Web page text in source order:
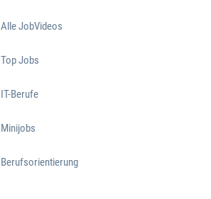
Alle JobVideos
Top Jobs
IT-Berufe
Minijobs
Berufsorientierung